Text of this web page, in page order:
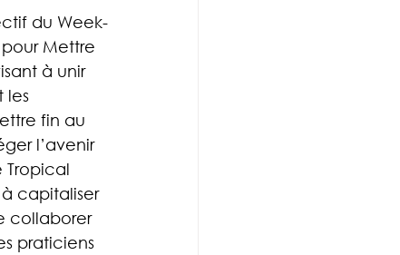
du Week-
Mettre
à unir
les
fin au
l’avenir
Tropical
capitaliser
collaborer
praticiens